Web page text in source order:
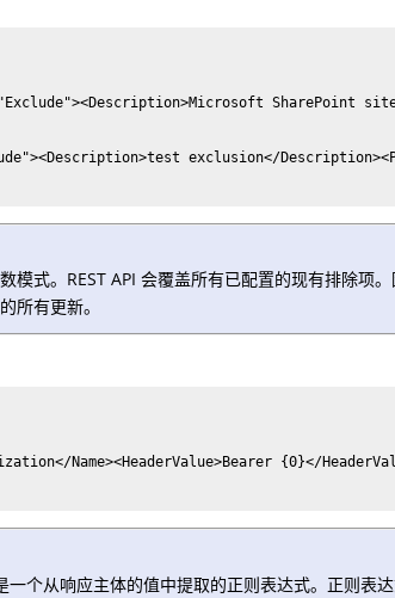
SharePoint
exclusion</
模式。REST API 会覆盖所有已配置的现有排除项
所有更新。
Name><HeaderValue>Bearer {0}</
一个从响应主体的值中提取的正则表达式。正则表